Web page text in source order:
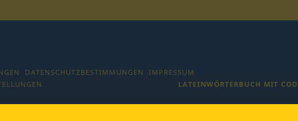
DATENSCHUTZBESTIMMUNGEN
IMPRESSUM
LATEINWÖRTERBUCH MIT